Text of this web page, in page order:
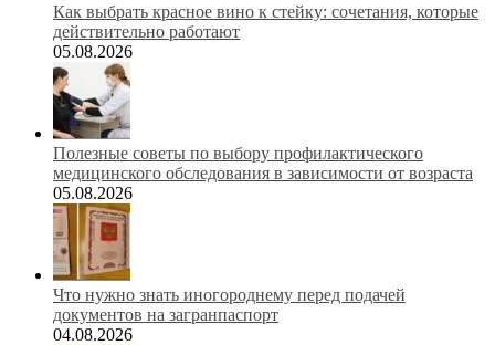
Как выбрать красное вино к стейку: сочетания, которые
действительно работают
05.08.2026
Полезные советы по выбору профилактического
медицинского обследования в зависимости от возраста
05.08.2026
Что нужно знать иногороднему перед подачей
документов на загранпаспорт
04.08.2026